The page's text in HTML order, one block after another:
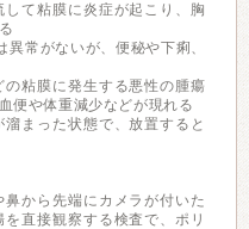
て粘膜に炎症が起こり、胸
異常がないが、便秘や下痢、
の粘膜に発生する悪性の腫瘍
便や体重減少などが現れる
まった状態で、放置すると
から先端にカメラが付いた
直接観察する検査で、ポリ